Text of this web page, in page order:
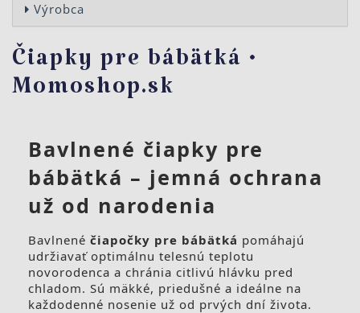
Výrobca
Čiapky pre bábätká •
Momoshop.sk
Bavlnené čiapky pre
bábätká – jemná ochrana
už od narodenia
Bavlnené čiapočky pre bábätká pomáhajú
udržiavať optimálnu telesnú teplotu
novorodenca a chránia citlivú hlávku pred
chladom. Sú mäkké, priedušné a ideálne na
každodenné nosenie už od prvých dní života.